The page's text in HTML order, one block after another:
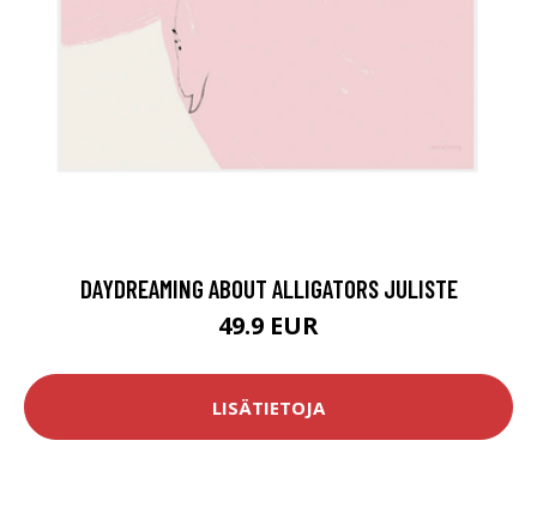
DAYDREAMING ABOUT ALLIGATORS JULISTE
49.9 EUR
LISÄTIETOJA